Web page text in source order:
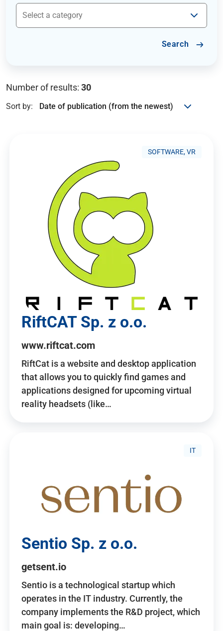
Search
Number of results: 30
Sort by:
SOFTWARE, VR
RiftCAT Sp. z o.o.
www.riftcat.com
RiftCat is a website and desktop application
that allows you to quickly find games and
applications designed for upcoming virtual
reality headsets (like…
IT
Sentio Sp. z o.o.
getsent.io
Sentio is a technological startup which
operates in the IT industry. Currently, the
company implements the R&D project, which
main goal is: developing…